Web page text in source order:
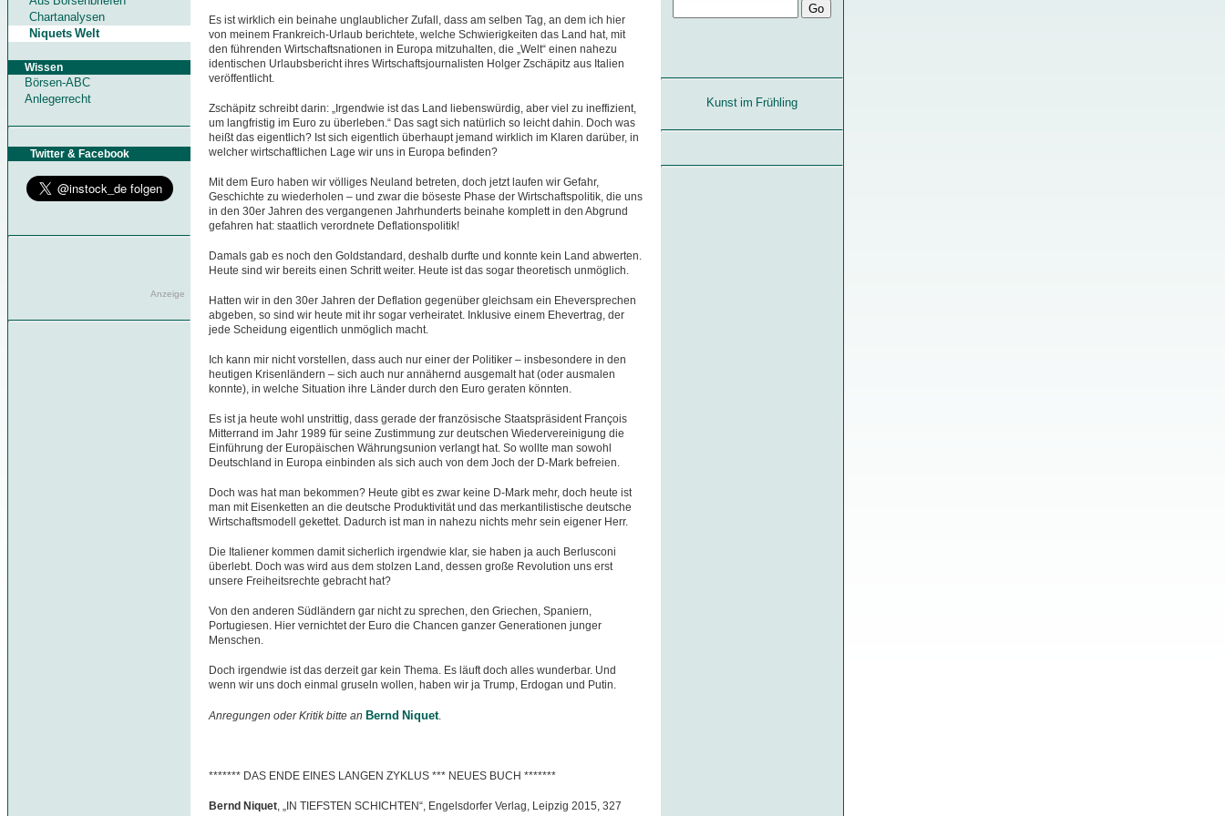
Chartanalysen
Niquets Welt
Wissen
Börsen-ABC
Anlegerrecht
Twitter & Facebook
Anzeige
Kunst im Frühling
Es ist wirklich ein beinahe unglaublicher Zufall, dass am selben Tag, an dem ich hier
von meinem Frankreich-Urlaub berichtete, welche Schwierigkeiten das Land hat, mit
den führenden Wirtschaftsnationen in Europa mitzuhalten, die „Welt“ einen nahezu
identischen Urlaubsbericht ihres Wirtschaftsjournalisten Holger Zschäpitz aus Italien
veröffentlicht.
Zschäpitz schreibt darin: „Irgendwie ist das Land liebenswürdig, aber viel zu ineffizient,
um langfristig im Euro zu überleben.“ Das sagt sich natürlich so leicht dahin. Doch was
heißt das eigentlich? Ist sich eigentlich überhaupt jemand wirklich im Klaren darüber, in
welcher wirtschaftlichen Lage wir uns in Europa befinden?
Mit dem Euro haben wir völliges Neuland betreten, doch jetzt laufen wir Gefahr,
Geschichte zu wiederholen – und zwar die böseste Phase der Wirtschaftspolitik, die uns
in den 30er Jahren des vergangenen Jahrhunderts beinahe komplett in den Abgrund
gefahren hat: staatlich verordnete Deflationspolitik!
Damals gab es noch den Goldstandard, deshalb durfte und konnte kein Land abwerten.
Heute sind wir bereits einen Schritt weiter. Heute ist das sogar theoretisch unmöglich.
Hatten wir in den 30er Jahren der Deflation gegenüber gleichsam ein Eheversprechen
abgeben, so sind wir heute mit ihr sogar verheiratet. Inklusive einem Ehevertrag, der
jede Scheidung eigentlich unmöglich macht.
Ich kann mir nicht vorstellen, dass auch nur einer der Politiker – insbesondere in den
heutigen Krisenländern – sich auch nur annähernd ausgemalt hat (oder ausmalen
konnte), in welche Situation ihre Länder durch den Euro geraten könnten.
Es ist ja heute wohl unstrittig, dass gerade der französische Staatspräsident François
Mitterrand im Jahr 1989 für seine Zustimmung zur deutschen Wiedervereinigung die
Einführung der Europäischen Währungsunion verlangt hat. So wollte man sowohl
Deutschland in Europa einbinden als sich auch von dem Joch der D-Mark befreien.
Doch was hat man bekommen? Heute gibt es zwar keine D-Mark mehr, doch heute ist
man mit Eisenketten an die deutsche Produktivität und das merkantilistische deutsche
Wirtschaftsmodell gekettet. Dadurch ist man in nahezu nichts mehr sein eigener Herr.
Die Italiener kommen damit sicherlich irgendwie klar, sie haben ja auch Berlusconi
überlebt. Doch was wird aus dem stolzen Land, dessen große Revolution uns erst
unsere Freiheitsrechte gebracht hat?
Von den anderen Südländern gar nicht zu sprechen, den Griechen, Spaniern,
Portugiesen. Hier vernichtet der Euro die Chancen ganzer Generationen junger
Menschen.
Doch irgendwie ist das derzeit gar kein Thema. Es läuft doch alles wunderbar. Und
wenn wir uns doch einmal gruseln wollen, haben wir ja Trump, Erdogan und Putin.
Anregungen oder Kritik bitte an Bernd Niquet.
******* DAS ENDE EINES LANGEN ZYKLUS *** NEUES BUCH *******
Bernd Niquet, „IN TIEFSTEN SCHICHTEN“, Engelsdorfer Verlag, Leipzig 2015, 327